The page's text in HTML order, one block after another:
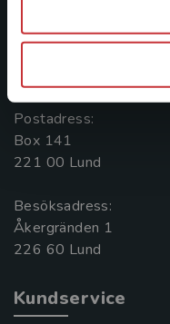
Kontakta oss
046-31 20 00
Postadress:
Box 141
221 00 Lund
Besöksadress:
Åkergränden 1
Kundservice